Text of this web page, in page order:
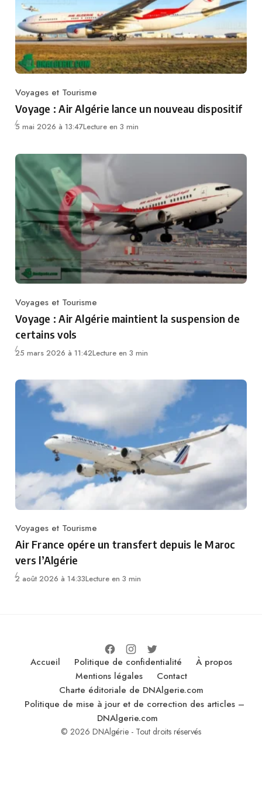
Category
Voyages et Tourisme
Voyage : Air Algérie lance un nouveau dispositif
5 mai 2026 à 13:47Lecture en 3 min
Category
Voyages et Tourisme
Voyage : Air Algérie maintient la suspension de
certains vols
25 mars 2026 à 11:42Lecture en 3 min
Category
Voyages et Tourisme
Air France opére un transfert depuis le Maroc
vers l’Algérie
2 août 2026 à 14:33Lecture en 3 min
Accueil Politique de confidentialité
À propos
Mentions légales
Contact
Charte éditoriale de DNAlgerie.com
Politique de mise à jour et de correction des articles –
DNAlgerie.com
© 2026 DNAlgérie - Tout droits réservés